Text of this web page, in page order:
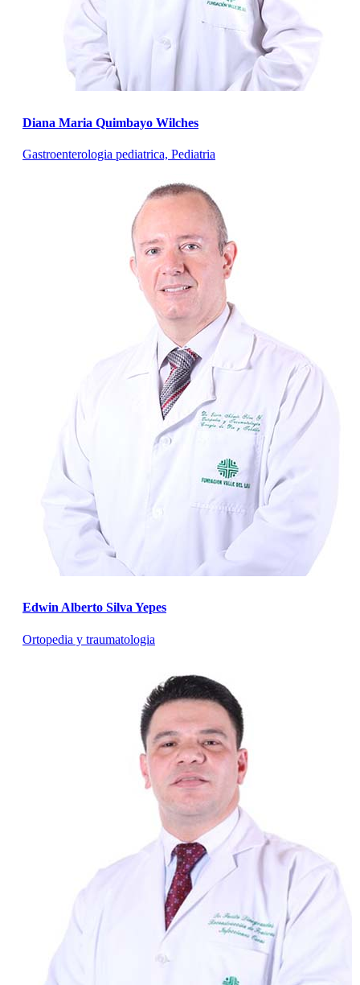
Diana Maria Quimbayo Wilches
Gastroenterologia pediatrica, Pediatria
Edwin Alberto Silva Yepes
Ortopedia y traumatologia